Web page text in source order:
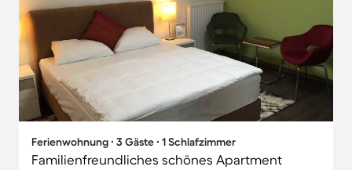
Ferienwohnung ∙ 3 Gäste ∙ 1 Schlafzimmer
Familienfreundliches schönes Apartment